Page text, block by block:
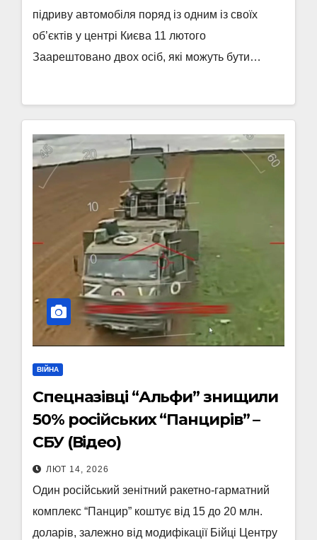
підриву автомобіля поряд із одним із своїх
об’єктів у центрі Києва 11 лютого
Заарештовано двох осіб, які можуть бути…
ВІЙНА
Спецназівці “Альфи” знищили
50% російських “Панцирів” –
СБУ (Відео)
ЛЮТ 14, 2026
Один російський зенітний ракетно-гарматний
комплекс “Панцир” коштує від 15 до 20 млн.
доларів, залежно від модифікації Бійці Центру